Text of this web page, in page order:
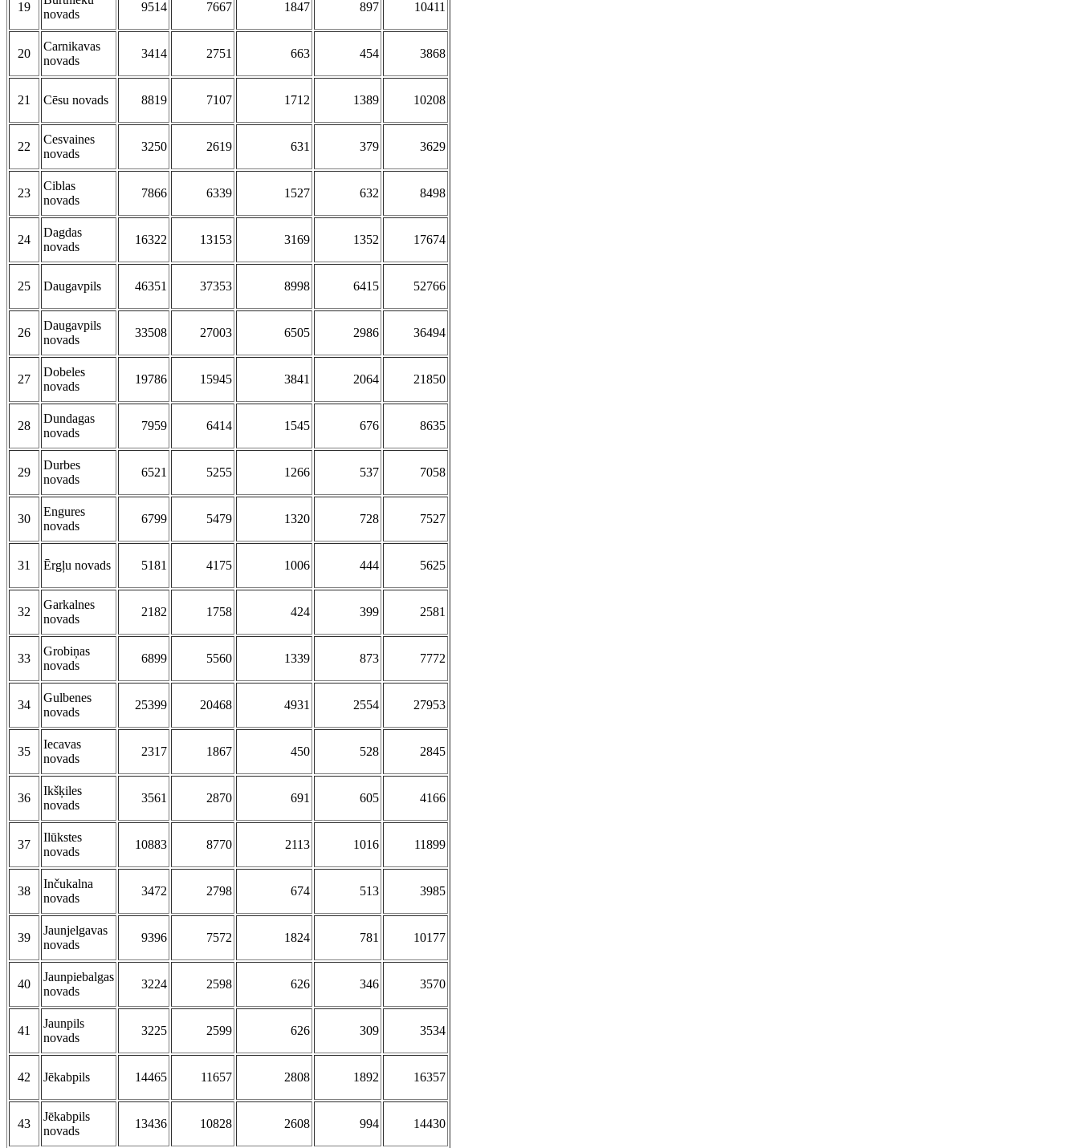
19
novads
9514 7667 1847 897 10411
20
Carnikavas
novads
3414 2751 663 454 3868
21 Cēsu novads 8819 7107 1712 1389 10208
22
Cesvaines
novads
3250 2619 631 379 3629
23
Ciblas
novads
7866 6339 1527 632 8498
24
Dagdas
novads
16322 13153 3169 1352 17674
25 Daugavpils 46351 37353 8998 6415 52766
26
Daugavpils
novads
33508 27003 6505 2986 36494
27
Dobeles
novads
19786 15945 3841 2064 21850
28
Dundagas
novads
7959 6414 1545 676 8635
29
Durbes
novads
6521 5255 1266 537 7058
30
Engures
novads
6799 5479 1320 728 7527
31 Ērgļu novads 5181 4175 1006 444 5625
32
Garkalnes
novads
2182 1758 424 399 2581
33
Grobiņas
novads
6899 5560 1339 873 7772
34
Gulbenes
novads
25399 20468 4931 2554 27953
35
Iecavas
novads
2317 1867 450 528 2845
36
Ikšķiles
novads
3561 2870 691 605 4166
37
Ilūkstes
novads
10883 8770 2113 1016 11899
38
Inčukalna
novads
3472 2798 674 513 3985
39
Jaunjelgavas
novads
9396 7572 1824 781 10177
40
Jaunpiebalgas
novads
3224 2598 626 346 3570
41
Jaunpils
novads
3225 2599 626 309 3534
42 Jēkabpils 14465 11657 2808 1892 16357
43
Jēkabpils
novads
13436 10828 2608 994 14430